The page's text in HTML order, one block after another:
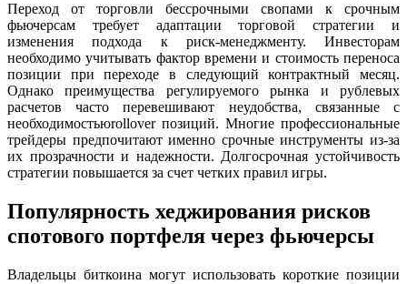
Переход от торговли бессрочными свопами к срочным
фьючерсам требует адаптации торговой стратегии и
изменения подхода к риск-менеджменту. Инвесторам
необходимо учитывать фактор времени и стоимость переноса
позиции при переходе в следующий контрактный месяц.
Однако преимущества регулируемого рынка и рублевых
расчетов часто перевешивают неудобства, связанные с
необходимостьюrollover позиций. Многие профессиональные
трейдеры предпочитают именно срочные инструменты из-за
их прозрачности и надежности. Долгосрочная устойчивость
стратегии повышается за счет четких правил игры.
Популярность хеджирования рисков
спотового портфеля через фьючерсы
Владельцы биткоина могут использовать короткие позиции